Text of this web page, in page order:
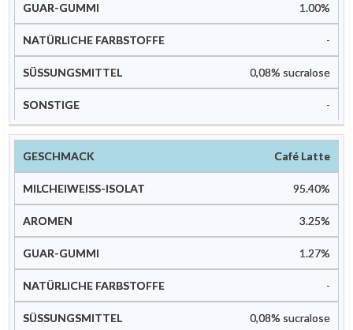
1.00%
-
0,08% sucralose
-
Café Latte
95.40%
3.25%
1.27%
-
0,08% sucralose